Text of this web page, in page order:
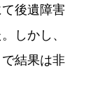
後遺障害
しかし、
結果は非